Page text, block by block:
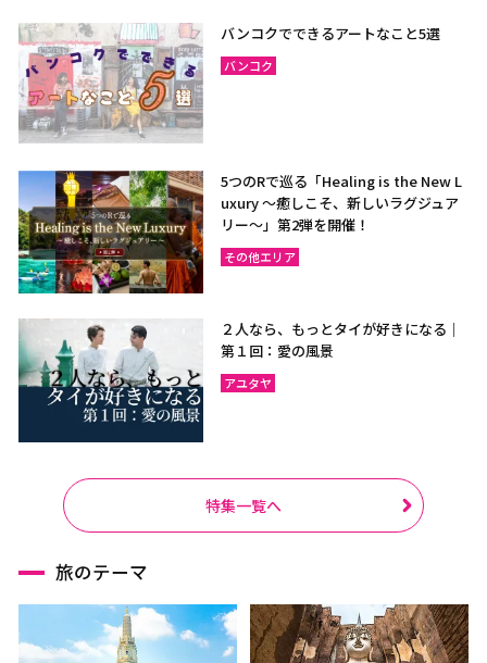
バンコクでできるアートなこと5選
バンコク
5つのRで巡る「Healing is the New L
uxury ～癒しこそ、新しいラグジュア
リー〜」第2弾を開催！
その他エリア
２人なら、もっとタイが好きになる｜
第１回：愛の風景
アユタヤ
特集一覧へ
旅のテーマ